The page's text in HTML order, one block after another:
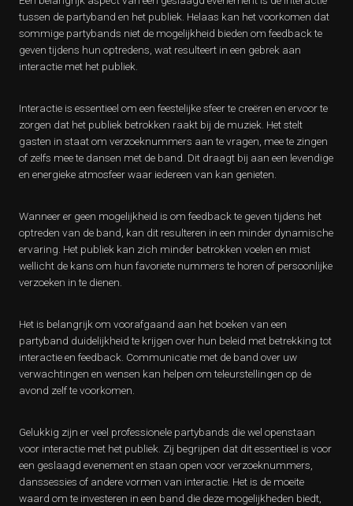
tussen de partyband en het publiek. Helaas kan het voorkomen dat
sommige partybands niet de mogelijkheid bieden om feedback te
geven tijdens hun optredens, wat resulteert in een gebrek aan
interactie met het publiek.
Interactie is essentieel om een feestelijke sfeer te creëren en ervoor te
zorgen dat het publiek betrokken raakt bij de muziek. Het stelt
gasten in staat om verzoeknummers aan te vragen, mee te zingen
of zelfs mee te dansen met de band. Dit draagt bij aan een levendige
en energieke atmosfeer waar iedereen van kan genieten.
Wanneer er geen mogelijkheid is om feedback te geven tijdens het
optreden van de band, kan dit resulteren in een minder dynamische
ervaring. Het publiek kan zich minder betrokken voelen en mist
wellicht de kans om hun favoriete nummers te horen of persoonlijke
verzoeken in te dienen.
Het is belangrijk om voorafgaand aan het boeken van een
partyband duidelijkheid te krijgen over hun beleid met betrekking tot
interactie en feedback. Communicatie met de band over uw
verwachtingen en wensen kan helpen om teleurstellingen op de
avond zelf te voorkomen.
Gelukkig zijn er veel professionele partybands die wel openstaan
voor interactie met het publiek. Zij begrijpen dat dit essentieel is voor
een geslaagd evenement en staan open voor verzoeknummers,
danssessies of andere vormen van interactie. Het is de moeite
waard om te investeren in een band die deze mogelijkheden biedt,